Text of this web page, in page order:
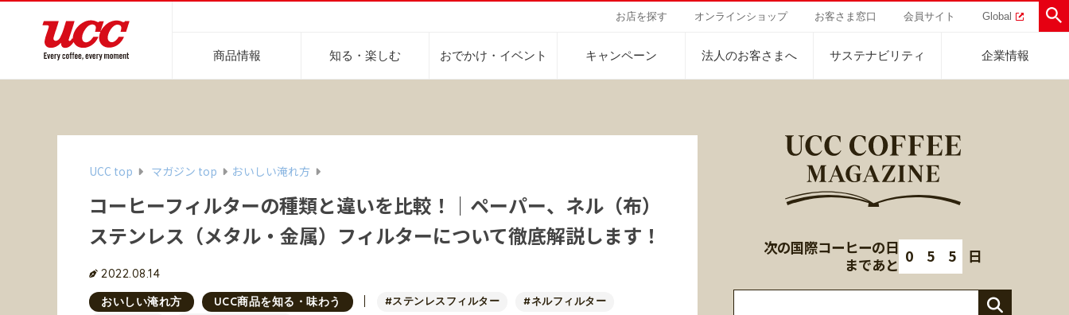
お店を探す オンラインショップ お客さま窓口 会員サイト Global
商品情報 知る・楽しむ おでかけ・イベント キャンペーン 法人のお客さまへ サステナビリティ 企業情報
コーヒーギフト 器具・その他
おいしいコーヒーの淹れ方 UCCのコーヒーマガジン
カフェのお仕事体験
サステナブルなコーヒー調達
ネイチャーポジティブ
環境と社会
直営農園
ハワイ
Sustainability Challenge
サステナビリティチャレンジ
Sustainability Report
パーパス ＆ バリュー
コーポレートメッセージ
ニュースリリース
業務用サービス事業
外食事業
UCCの活動
サステナビリティ
UCC神戸コーヒービレッジ
UCC top マガジン top おいしい淹れ方
コーヒーフィルターの種類と違いを比較！｜ペーパー、ネル（布）
ステンレス（メタル・金属）フィルターについて徹底解説します！
2022.08.14
おいしい淹れ方 UCC商品を知る・味わう #ステンレスフィルター
#ネルフィルター
次の国際コーヒーの日
まであと 0 5 5 日